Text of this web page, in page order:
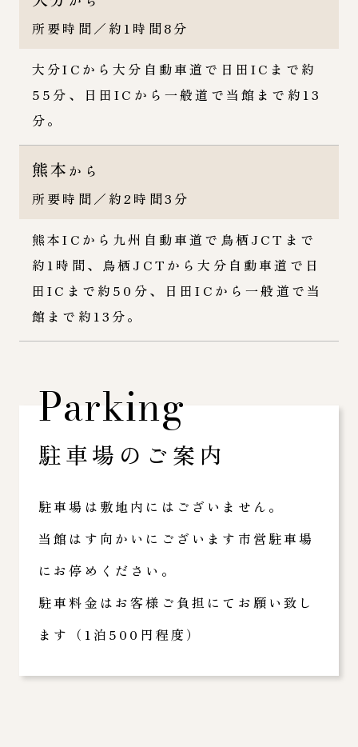
所要時間／約1時間8分
大分ICから大分自動車道で日田ICまで約
55分、日田ICから一般道で当館まで約13
分。
熊本 から
所要時間／約2時間3分
熊本ICから九州自動車道で鳥栖JCTまで
約1時間、鳥栖JCTから大分自動車道で日
田ICまで約50分、日田ICから一般道で当
館まで約13分。
Parking
駐車場のご案内
駐車場は敷地内にはございません。
当館はす向かいにございます市営駐車場
にお停めください。
駐車料金はお客様ご負担にてお願い致し
ます（1泊500円程度）